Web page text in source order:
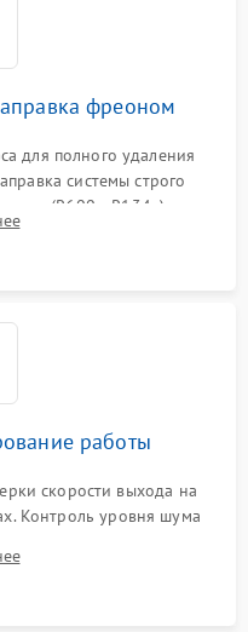
фреоном
для полного удаления
системы строго
(R600a, R134a) по
давления в системе.
работы
скорости выхода на
Контроль уровня шума
стенок и корректного
оттайки.